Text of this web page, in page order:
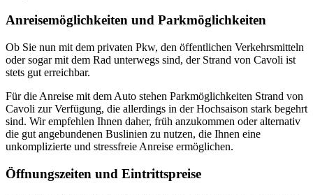
Anreisemöglichkeiten und Parkmöglichkeiten
Ob Sie nun mit dem privaten Pkw, den öffentlichen Verkehrsmitteln
oder sogar mit dem Rad unterwegs sind, der Strand von Cavoli ist
stets gut erreichbar.
Für die Anreise mit dem Auto stehen Parkmöglichkeiten Strand von
Cavoli zur Verfügung, die allerdings in der Hochsaison stark begehrt
sind. Wir empfehlen Ihnen daher, früh anzukommen oder alternativ
die gut angebundenen Buslinien zu nutzen, die Ihnen eine
unkomplizierte und stressfreie Anreise ermöglichen.
Öffnungszeiten und Eintrittspreise